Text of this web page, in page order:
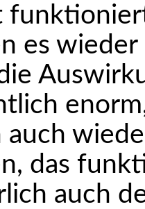
es
auch
das
auch